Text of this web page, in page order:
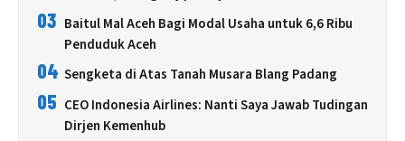
03 Baitul Mal Aceh Bagi Modal Usaha untuk 6,6 Ribu
Penduduk Aceh
04 Sengketa di Atas Tanah Musara Blang Padang
05 CEO Indonesia Airlines: Nanti Saya Jawab Tudingan
Dirjen Kemenhub